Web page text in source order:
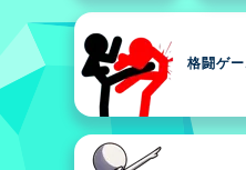
格闘ゲー